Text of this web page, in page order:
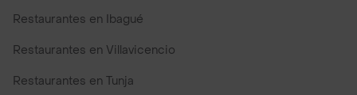
Restaurantes en Ibagué
Restaurantes en Villavicencio
Restaurantes en Tunja